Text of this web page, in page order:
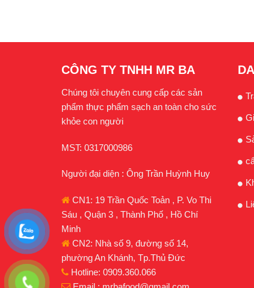
CÔNG TY TNHH MR BA
Chúng tôi chuyên cung cấp các sản
phẩm thực phẩm sạch an toàn cho sức
khỏe con người
MST: 0317000986
Người đại diện : Ông Trần Huỳnh Huy
CN1: 19 Trần Quốc Toản , P. Vo Thi
Sáu , Quận 3 , Thành Phố , Hồ Chí
Minh
CN2: Nhà số 9, đường số 14,
phường An Khánh, Tp.Thủ Đức
Hotline: 0909.360.066